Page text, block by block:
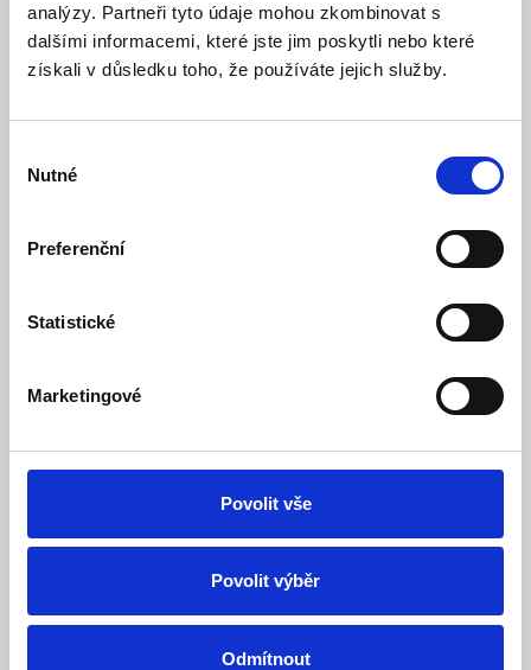
analýzy. Partneři tyto údaje mohou zkombinovat s
dalšími informacemi, které jste jim poskytli nebo které
získali v důsledku toho, že používáte jejich služby.
souhlasu
Nutné
Preferenční
Statistické
Marketingové
Povolit vše
Povolit výběr
Odmítnout
AD05-JACK - Napájecí zdroj 5V
252 Kč
315 Kč
Do košíku
Dostupnost:Skladem